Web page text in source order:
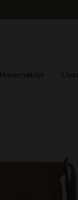
Havemøbler